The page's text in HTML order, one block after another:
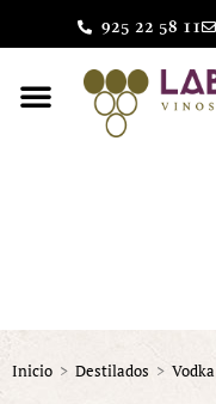
925 22 58 11
Inicio > Destilados > Vodka